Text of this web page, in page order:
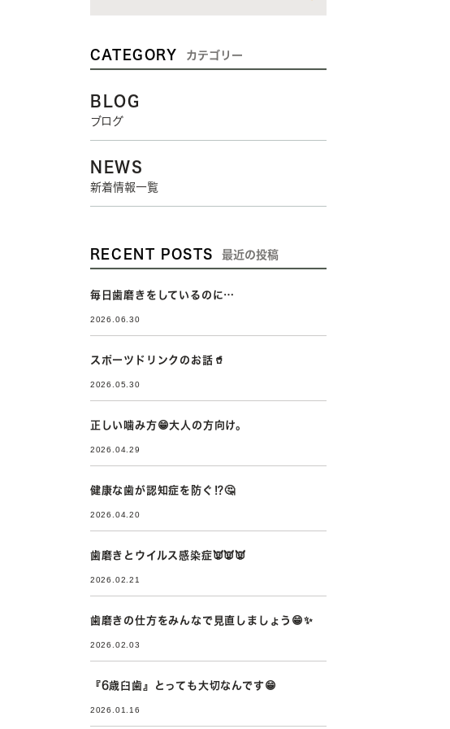
CATEGORY カテゴリー
BLOG
ブログ
NEWS
新着情報一覧
RECENT POSTS 最近の投稿
毎日歯磨きをしているのに…
2026.06.30
スポーツドリンクのお話🥤
2026.05.30
正しい噛み方😁大人の方向け。
2026.04.29
健康な歯が認知症を防ぐ⁉🤔
2026.04.20
歯磨きとウイルス感染症👿👿👿
2026.02.21
歯磨きの仕方をみんなで見直しましょう😁✨
2026.02.03
『6歳臼歯』とっても大切なんです😁
2026.01.16